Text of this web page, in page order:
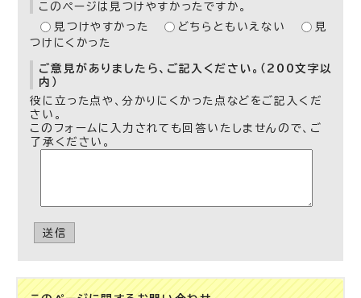
このページは見つけやすかったですか。
見つけやすかった
どちらともいえない
見
つけにくかった
ご意見がありましたら、ご記入ください。（200文字以
内）
役に立った点や、分かりにくかった点などをご記入くだ
さい。
このフォームに入力されても回答いたしませんので、ご
了承ください。
送信